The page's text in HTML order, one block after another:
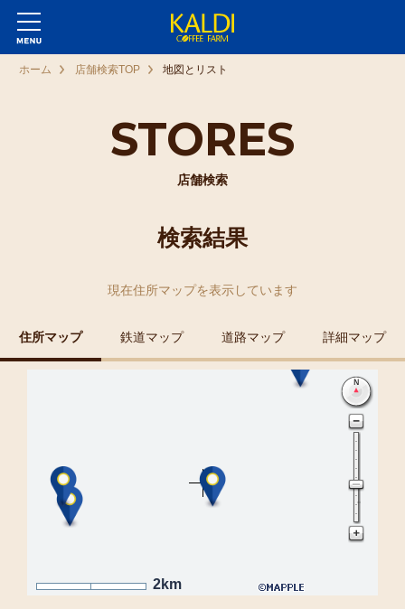
STORES
店舗検索
ホーム 店舗検索TOP 地図とリスト
検索結果
現在住所マップを表示しています
住所マップ 鉄道マップ 道路マップ 詳細マップ
2km